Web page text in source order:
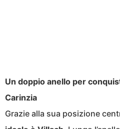
Un doppio anello per
Carinzia
Grazie alla sua posizione